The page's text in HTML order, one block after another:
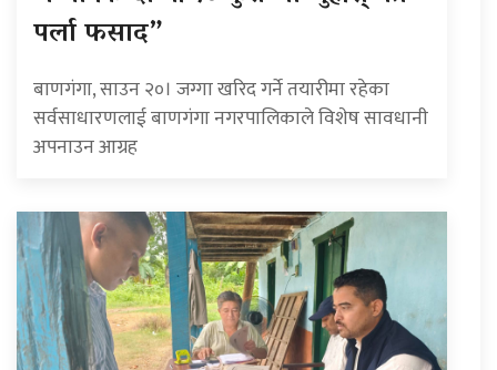
पर्ला फसाद”
बाणगंगा, साउन २०। जग्गा खरिद गर्ने तयारीमा रहेका
सर्वसाधारणलाई बाणगंगा नगरपालिकाले विशेष सावधानी
अपनाउन आग्रह